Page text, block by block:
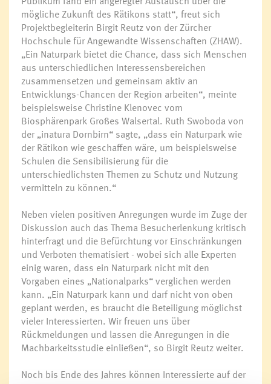
mögliche Zukunft des Rätikons statt“, freut sich
Projektbegleiterin Birgit Reutz von der Zürcher
Hochschule für Angewandte Wissenschaften (ZHAW).
„Ein Naturpark bietet die Chance, dass sich Menschen
aus unterschiedlichen Interessensbereichen
zusammensetzen und gemeinsam aktiv an
Entwicklungs-Chancen der Region arbeiten“, meinte
beispielsweise Christine Klenovec vom
Biosphärenpark Großes Walsertal. Ruth Swoboda von
der „inatura Dornbirn“ sagte, „dass ein Naturpark wie
der Rätikon wie geschaffen wäre, um beispielsweise
Schulen die Sensibilisierung für die
unterschiedlichsten Themen zu Schutz und Nutzung
vermitteln zu können.“
Neben vielen positiven Anregungen wurde im Zuge der
Diskussion auch das Thema Besucherlenkung kritisch
hinterfragt und die Befürchtung vor Einschränkungen
und Verboten thematisiert - wobei sich alle Experten
einig waren, dass ein Naturpark nicht mit den
Vorgaben eines „Nationalparks“ verglichen werden
kann. „Ein Naturpark kann und darf nicht von oben
geplant werden, es braucht die Beteiligung möglichst
vieler Interessierten. Wir freuen uns über
Rückmeldungen und lassen die Anregungen in die
Machbarkeitsstudie einließen“, so Birgit Reutz weiter.
Noch bis Ende des Jahres können Interessierte auf der